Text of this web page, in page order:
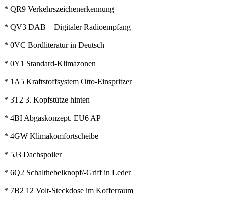
* QR9 Verkehrszeichenerkennung
* QV3 DAB – Digitaler Radioempfang
* 0VC Bordliteratur in Deutsch
* 0Y1 Standard-Klimazonen
* 1A5 Kraftstoffsystem Otto-Einspritzer
* 3T2 3. Kopfstütze hinten
* 4BI Abgaskonzept. EU6 AP
* 4GW Klimakomfortscheibe
* 5J3 Dachspoiler
* 6Q2 Schalthebelknopf/-Griff in Leder
* 7B2 12 Volt-Steckdose im Kofferraum